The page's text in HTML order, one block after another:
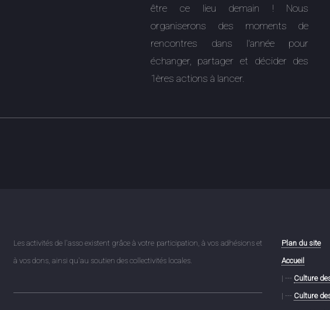
être ce lieu demain ! Nous
organiserons des moments de
rencontres dans l'année pour
échanger, partager et décider des
1ères actions à lancer.
Les activités de l'asso existent grâce à votre participation, à vos adhésions et
à vos dons, ainsi qu'au soutien des collectivités locales.
Plan du site
Accueil
| --- Culture
| --- Culture